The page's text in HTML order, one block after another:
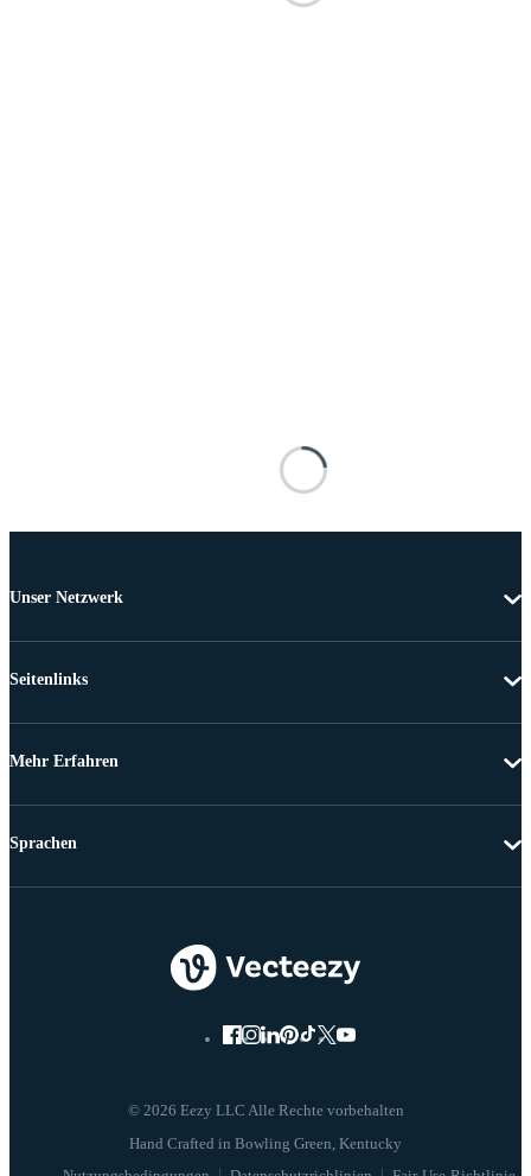
Unser Netzwerk
Seitenlinks
Mehr Erfahren
© 2026 Eezy LLC Alle Rechte vorbehalten
Sprachen